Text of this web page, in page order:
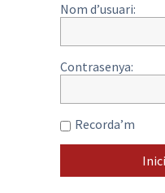
Nom d’usuari:
Contrasenya:
Recorda’m